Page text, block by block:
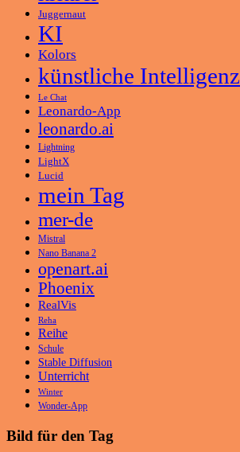
Juggernaut
KI
Kolors
künstliche Intelligenz
Le Chat
Leonardo-App
leonardo.ai
Lightning
LightX
Lucid
mein Tag
mer-de
Mistral
Nano Banana 2
openart.ai
Phoenix
RealVis
Reha
Reihe
Schule
Stable Diffusion
Unterricht
Winter
Wonder-App
Bild für den Tag